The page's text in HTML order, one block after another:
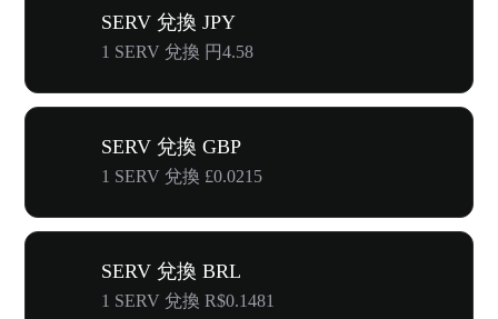
SERV 兌換 JPY
1 SERV 兌換 円4.58
SERV 兌換 GBP
1 SERV 兌換 £0.0215
SERV 兌換 BRL
1 SERV 兌換 R$0.1481